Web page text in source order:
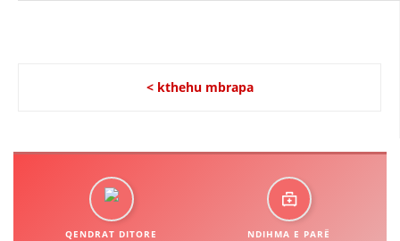
< kthehu mbrapa
QENDRAT DITORE NDIHMA E PARË